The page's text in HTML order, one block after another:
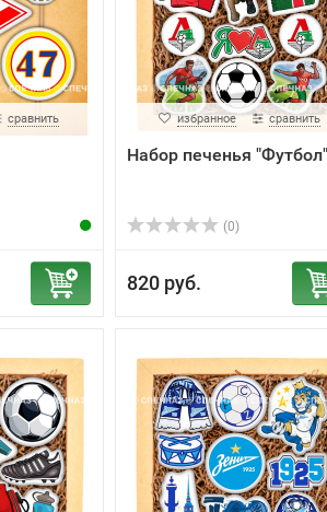
сравнить избранное сравнить
Набор печенья "Футбол"
(0)
820 руб.